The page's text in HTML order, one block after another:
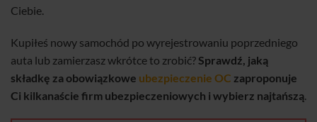
Ciebie.
Kupiłeś nowy samochód po wyrejestrowaniu poprzedniego
auta lub zamierzasz wkrótce to zrobić?Sprawdź, jaką
składkę za obowiązkowe ubezpieczenie OC zaproponuje
Ci kilkanaście firm ubezpieczeniowych i wybierz najtańszą.